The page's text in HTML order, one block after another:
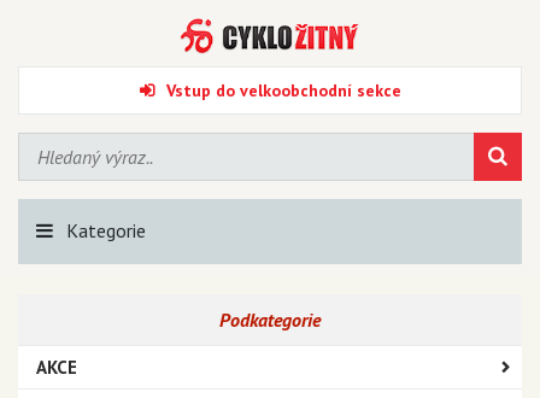
Vstup do velkoobchodní sekce
Kategorie
Podkategorie
AKCE